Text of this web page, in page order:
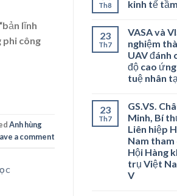
lĩnh
phi công
Anh hùng
a comment
Th8
kinh tế
23
Th7
VASA và
nghiệm
UAV đánh
độ cao
tuệ nhân
23
Th7
GS.VS.
Minh, Bí
Liên hiệp
Nam
Hội Hàng
trụ Việt
V